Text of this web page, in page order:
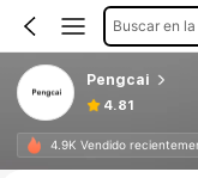
Buscar en
Pengcai
4.81
4.9K Vendido